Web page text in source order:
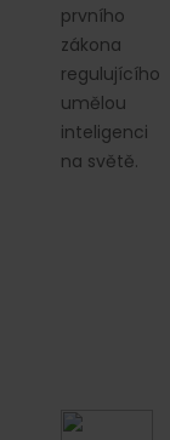
prvního
zákona
regulujícího
umělou
inteligenci
na světě.